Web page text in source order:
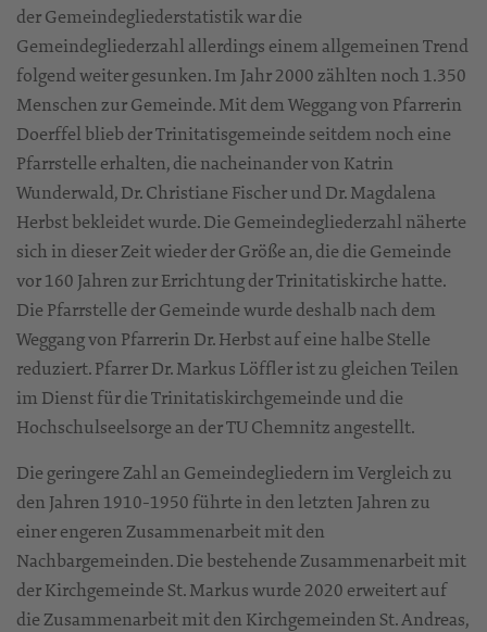
der Gemeindegliederstatistik war die
Gemeindegliederzahl allerdings einem allgemeinen Trend
folgend weiter gesunken. Im Jahr 2000 zählten noch 1.350
Menschen zur Gemeinde. Mit dem Weggang von Pfarrerin
Doerffel blieb der Trinitatisgemeinde seitdem noch eine
Pfarrstelle erhalten, die nacheinander von Katrin
Wunderwald, Dr. Christiane Fischer und Dr. Magdalena
Herbst bekleidet wurde. Die Gemeindegliederzahl näherte
sich in dieser Zeit wieder der Größe an, die die Gemeinde
vor 160 Jahren zur Errichtung der Trinitatiskirche hatte.
Die Pfarrstelle der Gemeinde wurde deshalb nach dem
Weggang von Pfarrerin Dr. Herbst auf eine halbe Stelle
reduziert. Pfarrer Dr. Markus Löffler ist zu gleichen Teilen
im Dienst für die Trinitatiskirchgemeinde und die
Hochschulseelsorge an der TU Chemnitz angestellt.
Die geringere Zahl an Gemeindegliedern im Vergleich zu
den Jahren 1910-1950 führte in den letzten Jahren zu
einer engeren Zusammenarbeit mit den
Nachbargemeinden. Die bestehende Zusammenarbeit mit
der Kirchgemeinde St. Markus wurde 2020 erweitert auf
die Zusammenarbeit mit den Kirchgemeinden St. Andreas,